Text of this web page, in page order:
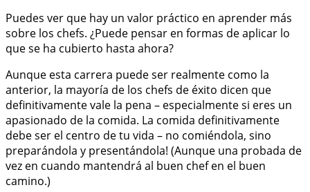
Puedes ver que hay un valor práctico en aprender más
sobre los chefs. ¿Puede pensar en formas de aplicar lo
que se ha cubierto hasta ahora?
Aunque esta carrera puede ser realmente como la
anterior, la mayoría de los chefs de éxito dicen que
definitivamente vale la pena – especialmente si eres un
apasionado de la comida. La comida definitivamente
debe ser el centro de tu vida – no comiéndola, sino
preparándola y presentándola! (Aunque una probada de
vez en cuando mantendrá al buen chef en el buen
camino.)